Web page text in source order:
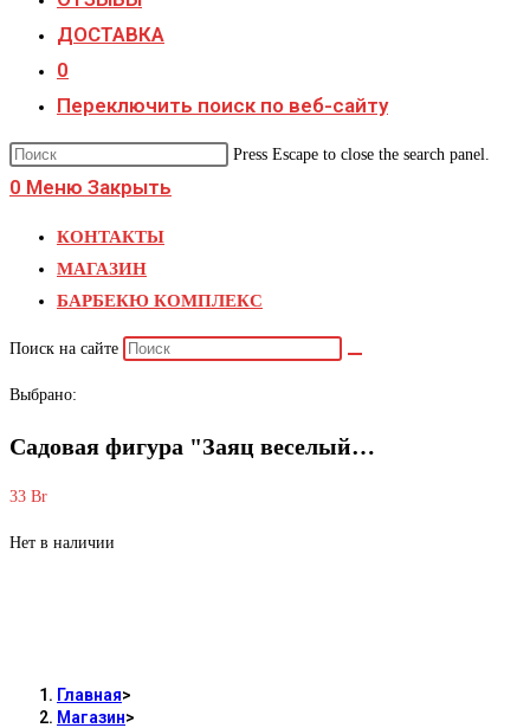
ДОСТАВКА
0
Переключить поиск по веб-сайту
Press Escape to close the search panel.
0 Меню Закрыть
КОНТАКТЫ
МАГАЗИН
БАРБЕКЮ КОМПЛЕКС
Поиск на сайте
Выбрано:
Садовая фигура "Заяц веселый…
33 Br
Нет в наличии
Главная>
Магазин>